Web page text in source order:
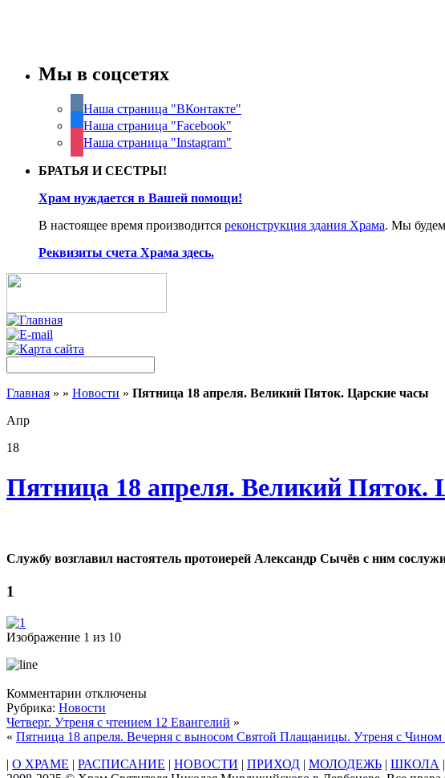
Мы в соцсетях
Наша страница "ВКонтакте"
Наша страница "Facebook"
Наша страница "Instagram"
БРАТЬЯ И СЕСТРЫ!
Храм нуждается в Вашей помощи!
В настоящее время производится реконструкция здания Храма. Мы
Реквизиты счета Храма здесь.
Главная » » Новости » Пятница 18 апреля. Великий Пяток. Царские часы
Апр
18
Пятница 18 апреля. Великий Пяток.
Службу возглавил настоятель протоиерей Александр Сычёв с ним
1
Изображение 1 из 10
Комментарии к
записи
Пятница
18
Великий
отключены
Рубрика: Новости
Четверг. Утреня с чтением 12 Евангелий »
« Пятница 18 апреля. Вечерня с выносом Святой Плащаницы. Утреня с
| О ХРАМЕ | РАСПИСАНИЕ | НОВОСТИ | ПРИХОД | МОЛОДЕЖЬ | ШКОЛА |